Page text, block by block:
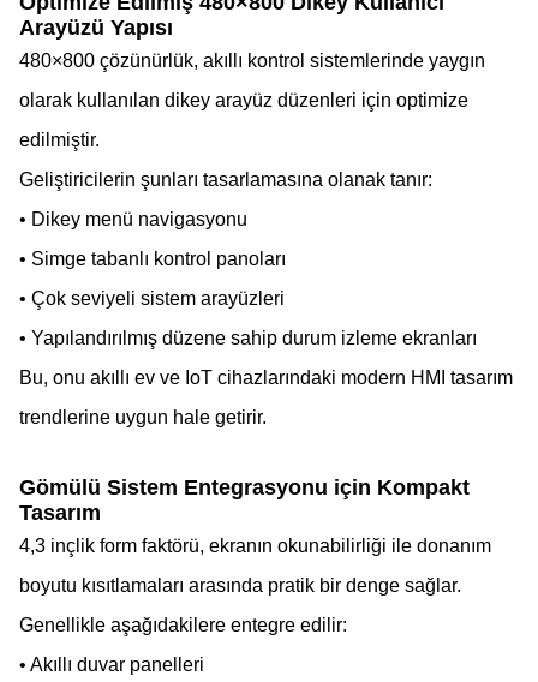
Arayüzü Yapısı
480×800 çözünürlük, akıllı kontrol sistemlerinde yaygın
olarak kullanılan dikey arayüz düzenleri için optimize
edilmiştir.
Geliştiricilerin şunları tasarlamasına olanak tanır:
• Dikey menü navigasyonu
• Simge tabanlı kontrol panoları
• Çok seviyeli sistem arayüzleri
• Yapılandırılmış düzene sahip durum izleme ekranları
Bu, onu akıllı ev ve IoT cihazlarındaki modern HMI tasarım
trendlerine uygun hale getirir.
Gömülü Sistem Entegrasyonu için Kompakt
Tasarım
4,3 inçlik form faktörü, ekranın okunabilirliği ile donanım
boyutu kısıtlamaları arasında pratik bir denge sağlar.
Genellikle aşağıdakilere entegre edilir:
• Akıllı duvar panelleri